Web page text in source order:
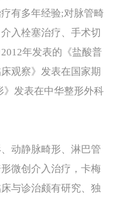
有多年经验;对脉管畸
入栓塞治疗、手术切
年发表的《盐酸普
观察》发表在国家期
发表在中华整形外科
动静脉畸形、淋巴管
微创介入治疗，卡梅
与诊治颇有研究、独